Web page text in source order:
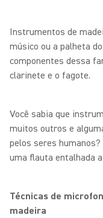
Instrumentos de
músico ou a palheta
componentes dessa
clarinete e o fagote.
Você sabia que
muitos outros e
pelos seres
uma flauta entalhada
Técnicas de
madeira